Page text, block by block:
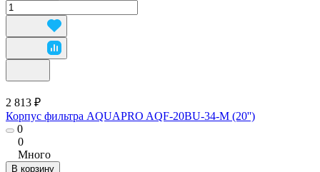
2 813 ₽
Корпус фильтра AQUAPRO AQF-20BU-34-M (20'')
0
0
Много
В корзину